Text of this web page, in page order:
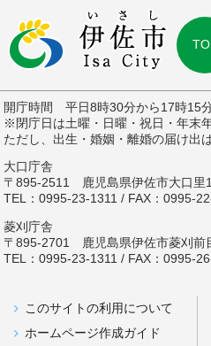
開庁時間 平日8時30分から17時15
※閉庁日は土曜・日曜・祝日・年末
ただし、出生・婚姻・離婚の届け出
大口庁舎
〒895-2511 鹿児島県伊佐市大口里
TEL：0995-23-1311 / FAX：0995-
菱刈庁舎
〒895-2701 鹿児島県伊佐市菱刈前
TEL：0995-23-1311 / FAX：0995-
このサイトの利用について
ホームページ作成ガイド